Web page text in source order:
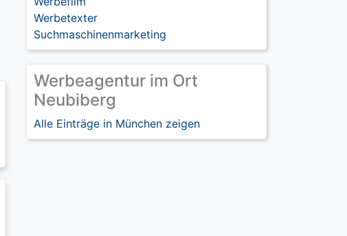
Werbetexter
Suchmaschinenmarketing
Werbeagentur im Ort
Neubiberg
Alle Einträge in München zeigen